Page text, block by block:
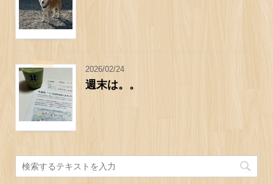
2026/02/24
週末は。。